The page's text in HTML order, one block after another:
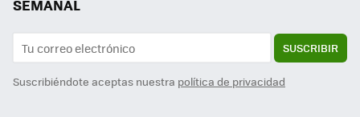
SEMANAL
SUSCRIBIR
Suscribiéndote aceptas nuestra política de privacidad